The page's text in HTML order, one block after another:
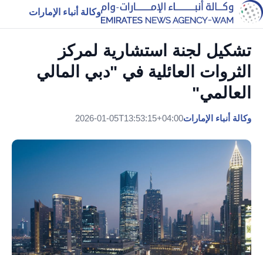
وكالة أنباء الإمارات
تشكيل لجنة استشارية لمركز
الثروات العائلية في "دبي المالي
العالمي"
وكالة أنباء الإمارات2026-01-05T13:53:15+04:00